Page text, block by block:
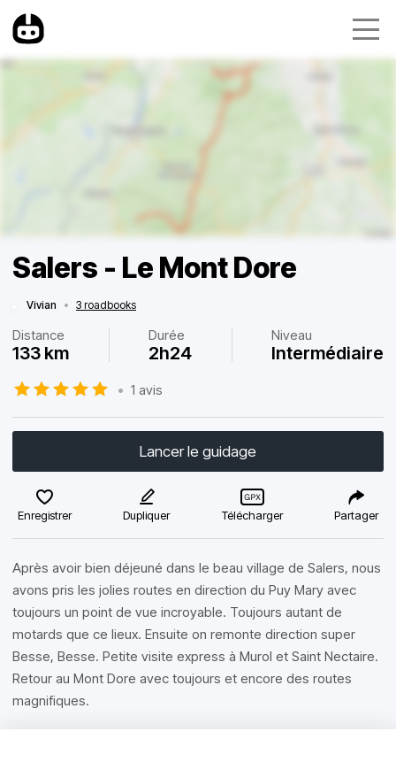
Salers - Le Mont Dore
Vivian • 3 roadbooks
Distance
133 km
Durée
2h24
Niveau
Intermédiaire
• 1 avis
Lancer le guidage
Enregistrer Dupliquer Télécharger Partager
Après avoir bien déjeuné dans le beau village de Salers, nous
avons pris les jolies routes en direction du Puy Mary avec
toujours un point de vue incroyable. Toujours autant de
motards que ce lieux. Ensuite on remonte direction super
Besse, Besse. Petite visite express à Murol et Saint Nectaire.
Retour au Mont Dore avec toujours et encore des routes
magnifiques.